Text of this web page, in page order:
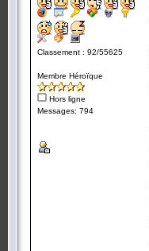
Classement : 92/55625
Membre Héroïque
Hors ligne
Messages: 794